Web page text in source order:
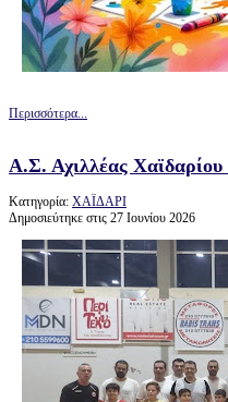
Περισσότερα...
Α.Σ. Αχιλλέας Χαϊδαρίου
Κατηγορία: ΧΑΪΔΑΡΙ
Δημοσιεύτηκε στις 27 Ιουνίου 2026